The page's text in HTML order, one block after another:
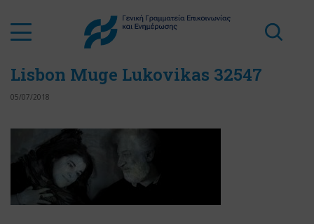
Lisbon Muge Lukovikas 32547
05/07/2018